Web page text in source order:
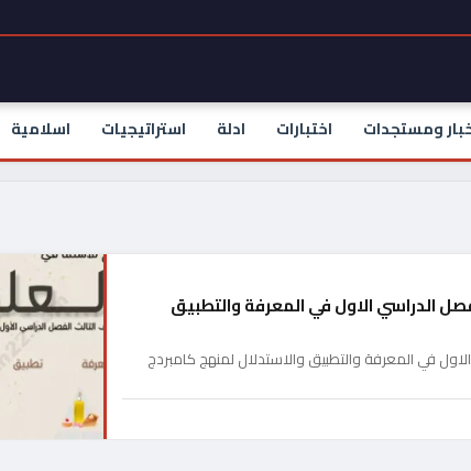
ومستجدات اختبارات ادلة استراتيجيات اسلامية
الدراسي الاول في المعرفة والتطبيق
في المعرفة والتطبيق والاستدلال لمنهج كامبردج